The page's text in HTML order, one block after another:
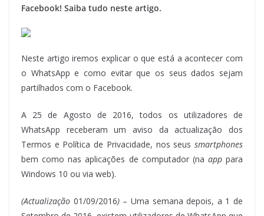
Facebook! Saiba tudo neste artigo.
Neste artigo iremos explicar o que está a acontecer com
o WhatsApp e como evitar que os seus dados sejam
partilhados com o Facebook.
A 25 de Agosto de 2016, todos os utilizadores de
WhatsApp receberam um aviso da actualização dos
Termos e Política de Privacidade, nos seus smartphones
bem como nas aplicações de computador (na apppara
Windows 10 ou via web).
(Actualização 01/09/2016)– Uma semana depois, a 1 de